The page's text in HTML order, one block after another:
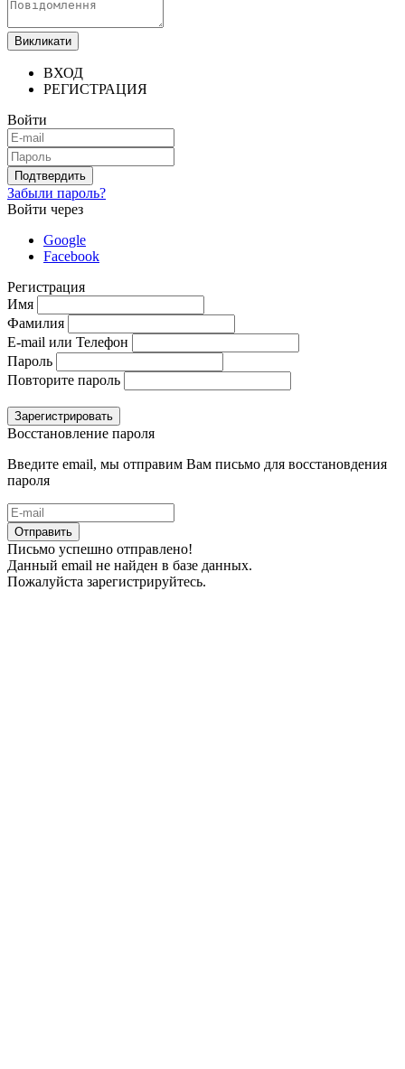
Викликати
ВХОД
РЕГИСТРАЦИЯ
Войти
Подтвердить
Забыли пароль?
Войти через
Google
Facebook
Регистрация
Имя
Фамилия
E-mail или Телефон
Пароль
Повторите пароль
Зарегистрировать
Восстановление пароля
Введите email, мы отправим Вам письмо для восстановдения
пароля
Отправить
Письмо успешно отправлено!
Данный email не найден в базе данных.
Пожалуйста зарегистрируйтесь.